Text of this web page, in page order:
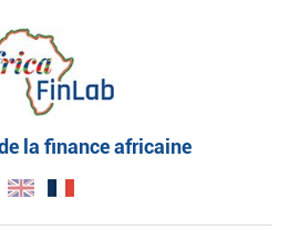
la finance africaine